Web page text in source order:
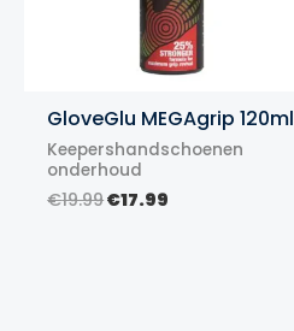
GloveGlu MEGAgrip 120ml
Keepershandschoenen
onderhoud
€19.99Oorspronkelijke
€17.99